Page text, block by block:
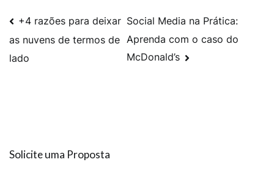
+4 razões para deixar
as nuvens de termos de
lado
Social Media na Prática:
Aprenda com o caso do
McDonald’s
Solicite uma Proposta